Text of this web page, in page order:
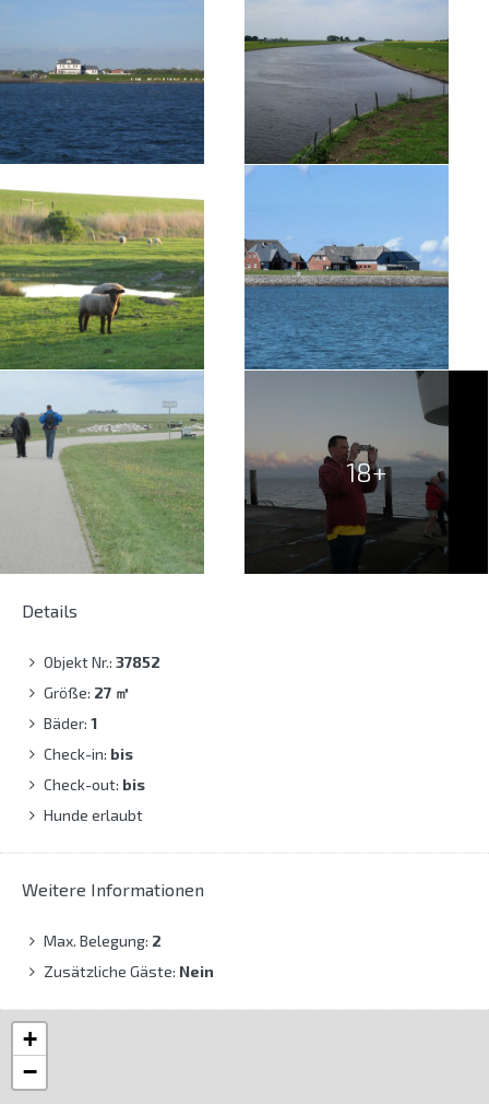
18+
Details
Objekt Nr.: 37852
Größe: 27 ㎡
Bäder: 1
Check-in: bis
Check-out: bis
Hunde erlaubt
Weitere Informationen
Max. Belegung: 2
Zusätzliche Gäste: Nein
+
−